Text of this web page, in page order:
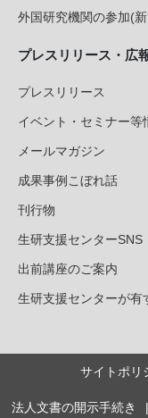
外国研究機関の参加(
プレスリリース・広
プレスリリース
イベント・セミナー等
メールマガジン
成果事例こぼれ話
刊行物
生研支援センターSNS
出前講座のご案内
生研支援センターが有
サイトポリ
法人文書の開示手続き